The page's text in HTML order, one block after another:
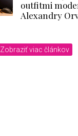
outfitmi
Alexandry
Zobraziť viac článkov